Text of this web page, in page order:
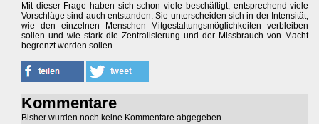
Mit dieser Frage haben sich schon viele beschäftigt, entsprechend viele
Vorschläge sind auch entstanden. Sie unterscheiden sich in der Intensität,
wie den einzelnen Menschen Mitgestaltungsmöglichkeiten verbleiben
sollen und wie stark die Zentralisierung und der Missbrauch von Macht
begrenzt werden sollen.
Kommentare
Bisher wurden noch keine Kommentare abgegeben.